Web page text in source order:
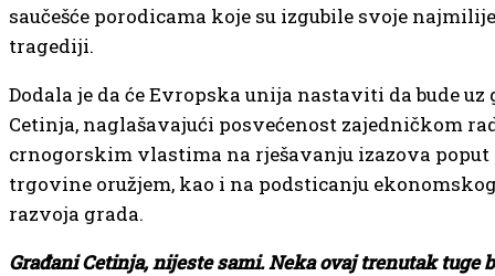
saučešće porodicama koje su izgubile svoje
tragediji.
Dodala je da će Evropska unija nastaviti da bude uz
Cetinja, naglašavajući posvećenost zajedničkom
crnogorskim vlastima na rješavanju izazova
trgovine oružjem, kao i na podsticanju
razvoja grada.
Građani Cetinja, nijeste sami. Neka ovaj trenutak tuge